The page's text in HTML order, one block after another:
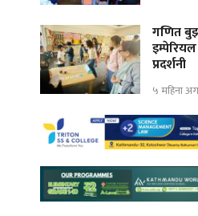
गणित
प्रदर्शनी
५ महिना